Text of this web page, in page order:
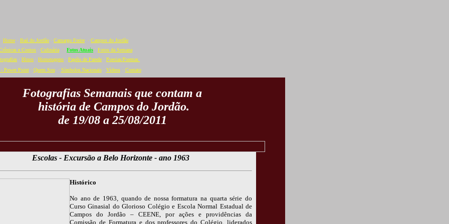
Home · Baú do Jordão · Camargo Freire · Campos do Jordão
e Contos · Culinária · Fotos Atuais · Fotos da Semana
· Hinos · Homenagens · Papéis de Parede · Poesias/Poemas
- Power Point· Quem Sou· Símbolos Nacionais· Vídeos · Contato
Fotografias Semanais que contam a
história de Campos do Jordão.
de 19/08 a 25/08/2011
Escolas - Excursão a Belo Horizonte - ano 1963
Histórico
No ano de 1963, quando de nossa formatura na quarta série do
Curso Ginasial do Glorioso Colégio e Escola Normal Estadual de
Campos do Jordão – CEENE, por ações e providências da
Comissão de Formatura e dos professores do Colégio, liderados